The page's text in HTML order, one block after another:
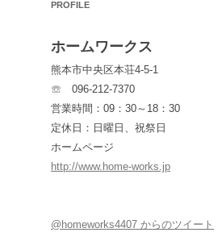
PROFILE
ホームワークス
熊本市中央区本荘4-5-1
☏ 096-212-7370
営業時間：09：30～18：30
定休日：日曜日、祝祭日
ホームページ
http://www.home-works.jp
@homeworks4407 からのツイート